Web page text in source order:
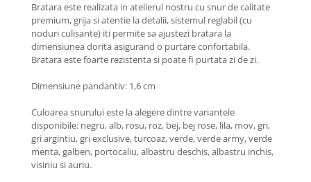
Coliere cu Flori
Coliere cu Animale
Coliere cu Molecule
Coliere Diverse
BRĂȚĂRI
Brățări din Aur cu șnur reglabil
Brățări din Argint cu șnur reglabil
BRĂȚĂRI CU PIETRE SEMIPREȚIOASE
Bratara este realizata in atelierul nostru cu snur de calitate
premium, grija si atentie la detalii, sistemul reglabil (cu
noduri culisante) iti permite sa ajustezi bratara la
dimensiunea dorita asigurand o purtare confortabila.
Bratara este foarte rezistenta si poate fi purtata zi de zi.
Dimensiune pandantiv: 1,6 cm
Culoarea snurului este la alegere dintre variantele
disponibile: negru, alb, rosu, roz, bej, bej rose, lila, mov, gri,
gri argintiu, gri exclusive, turcoaz, verde, verde army, verde
menta, galben, portocaliu, albastru deschis, albastru inchis,
visiniu si auriu.